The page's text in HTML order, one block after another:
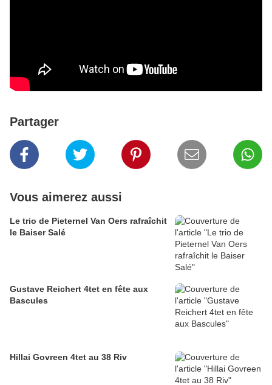
Partager
Vous aimerez aussi
Le trio de Pieternel Van Oers rafraîchit
le Baiser Salé
Gustave Reichert 4tet en fête aux
Bascules
Hillai Govreen 4tet au 38 Riv